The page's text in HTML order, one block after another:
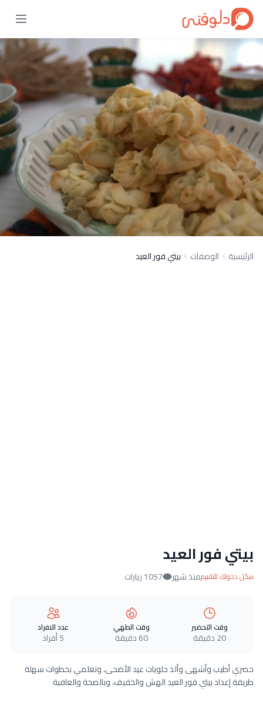
الرئيسية الوصفات بيتي فور العيد
بيتي فور العيد
سجّل دخولك للتقييممنذ شهر 1057 زيارات
وقت التحضير
20 دقيقة
وقت الطهي
60 دقيقة
عدد الافراد
5 أفراد
حضري أطيب وأشهى وألذ حلويات عيد الأضحى، وتعلمي بخطوات سهلة
طريقة إعداد بيتي فور العيد الهش والخفيف، وبالصحة والعافية